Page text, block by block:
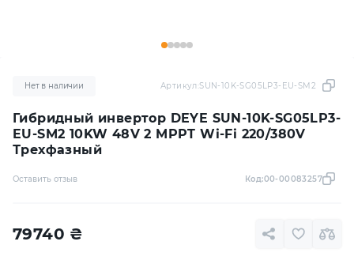
Гибридный инвертор DEYE SUN-10K-SG05LP3-
EU-SM2 10KW 48V 2 MPPT Wi-Fi 220/380V
Трехфазный
Нет в наличии Артикул:SUN-10K-SG05LP3-EU-SM2
Оставить отзыв Код:00-00083257
79740 ₴